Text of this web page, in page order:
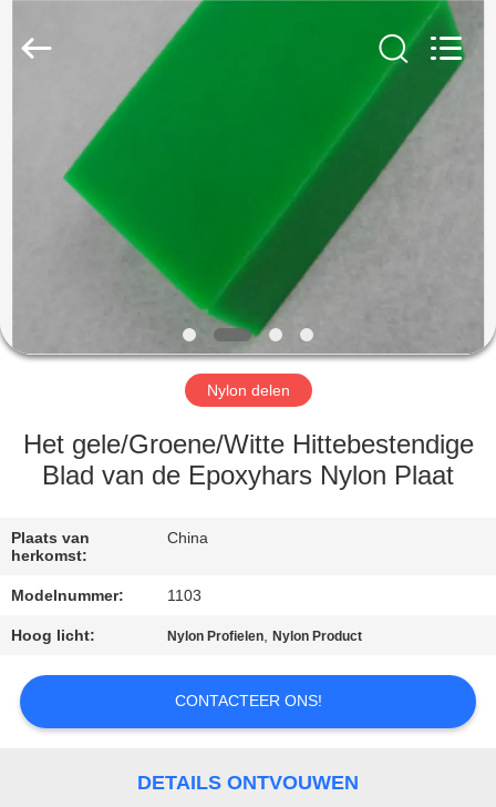
PRODUCTEN
ONGEVEER
FABRIEKSREIS
KWALITEITSCONTROLE
CONTACTEER
ONS
VERZOEK
OM EEN
CITAAT
IMP.&EXP.
CO.,LTD.
Nylon delen
Het gele/Groene/Witte Hittebestendige
Blad van de Epoxyhars Nylon Plaat
Plaats van
herkomst:
China
Modelnummer: 1103
Hoog licht: Nylon Profielen,Nylon Product
CONTACTEER ONS!
DETAILS ONTVOUWEN